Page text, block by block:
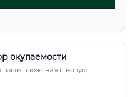
окупаемости
ваши вложения в новую